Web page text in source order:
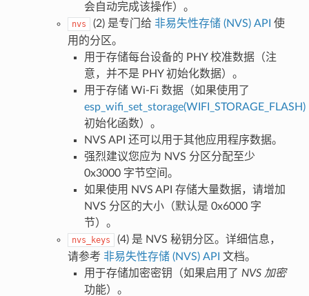
会自动完成该操作）。
nvs (2) 是专门给 非易失性存储 (NVS) API 使
用的分区。
用于存储每台设备的 PHY 校准数据（注
意，并不是 PHY 初始化数据）。
用于存储 Wi-Fi 数据（如果使用了
esp_wifi_set_storage(WIFI_STORAGE_FLASH)
初始化函数）。
NVS API 还可以用于其他应用程序数据。
强烈建议您应为 NVS 分区分配至少
0x3000 字节空间。
如果使用 NVS API 存储大量数据，请增加
NVS 分区的大小（默认是 0x6000 字
节）。
nvs_keys
(4) 是 NVS 秘钥分区。详细信息，
请参考 非易失性存储 (NVS) API 文档。
用于存储加密密钥（如果启用了 NVS 加密
功能）。